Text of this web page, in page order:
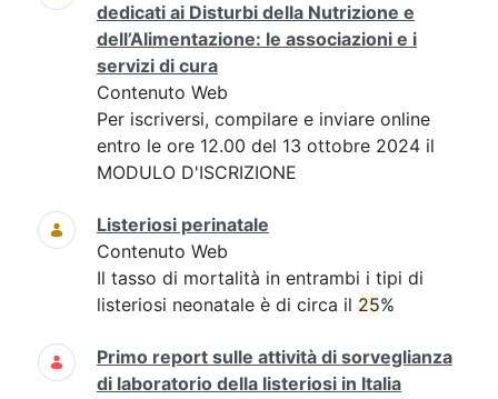
dedicati ai Disturbi della Nutrizione e
dell’Alimentazione: le associazioni e i
servizi di cura
Contenuto Web
Per iscriversi, compilare e inviare online
entro le ore 12.00 del 13 ottobre 2024 il
MODULO D'ISCRIZIONE
Listeriosi perinatale
Contenuto Web
Il tasso di mortalità in entrambi i tipi di
listeriosi neonatale è di circa il 25%
Primo report sulle attività di sorveglianza
di laboratorio della listeriosi in Italia